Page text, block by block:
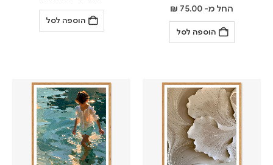
החל מ- ₪ 75.00
הוספה לסל
הוספה לסל